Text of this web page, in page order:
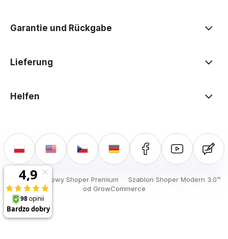
Garantie und Rückgabe
Lieferung
Helfen
Sklep internetowy Shoper Premium
Szablon Shoper Modern 3.0™
od GrowCommerce